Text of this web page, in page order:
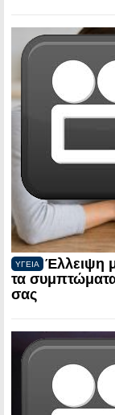
ΥΓΕΙΑ
Έλλειψη
τα
σας